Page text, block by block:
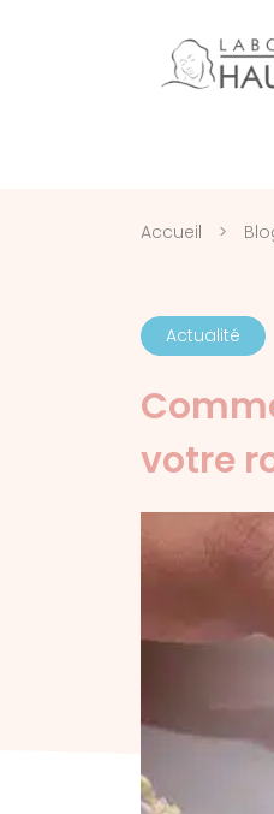
Accueil >
Actualité
votre